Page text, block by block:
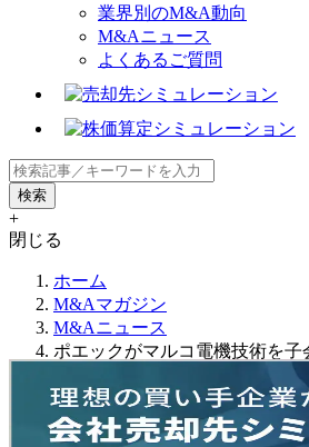
業界別のM&A動向
M&Aニュース
よくあるご質問
+
閉じる
ホーム
M&Aマガジン
M&Aニュース
ポエックがマルコ電機技術を子